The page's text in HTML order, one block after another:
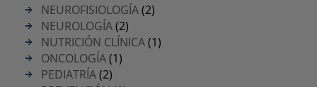
NEUROFISIOLOGÍA(2)
NEUROLOGÍA(2)
NUTRICIÓN CLÍNICA(1)
ONCOLOGÍA(1)
PEDIATRÍA(2)